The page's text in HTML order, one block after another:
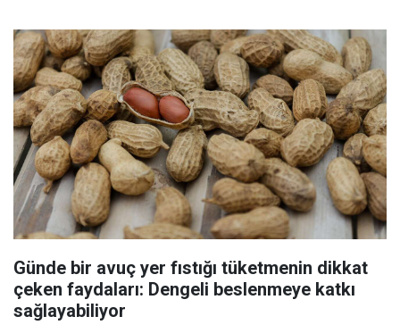
Günde bir avuç yer fıstığı tüketmenin dikkat
çeken faydaları: Dengeli beslenmeye katkı
sağlayabiliyor